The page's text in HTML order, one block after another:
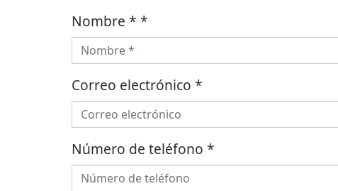
Nombre * *
Correo electrónico *
Número de teléfono *